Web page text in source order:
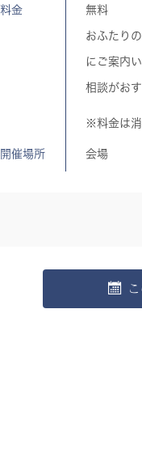
料金 無料
おふたり
にご案内
相談がお
※料金は消
開催場所 会場